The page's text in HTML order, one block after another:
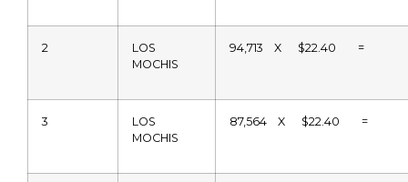
2
LOS
MOCHIS
94,713 X $22.40 =
3
LOS
MOCHIS
87,564 X $22.40 =